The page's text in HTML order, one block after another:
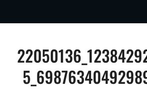
to
Beitragsnavigation